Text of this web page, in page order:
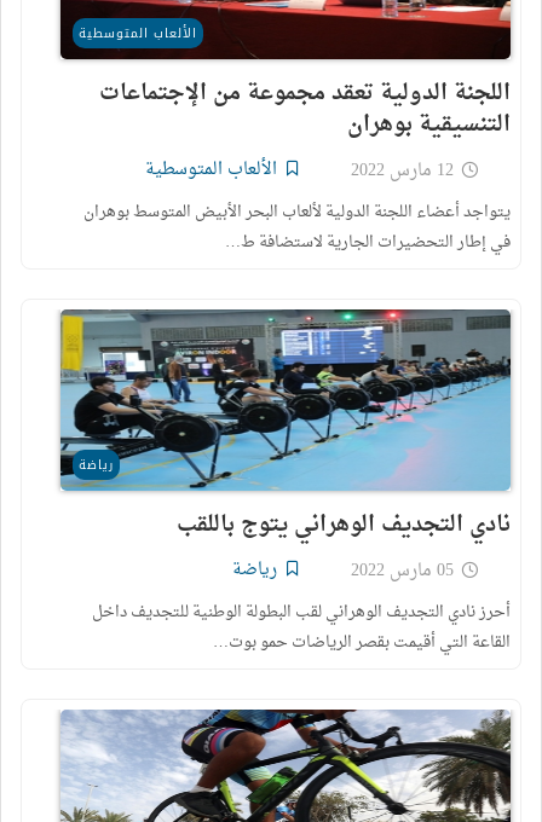
الألعاب المتوسطية
اللجنة الدولية تعقد مجموعة من الإجتماعات
التنسيقية بوهران
12 مارس 2022 الألعاب المتوسطية
يتواجد أعضاء اللجنة الدولية لألعاب البحر الأبيض المتوسط بوهران
في إطار التحضيرات الجارية لاستضافة ط…
رياضة
نادي التجديف الوهراني يتوج باللقب
05 مارس 2022 رياضة
أحرز نادي التجديف الوهراني لقب البطولة الوطنية للتجديف داخل
القاعة التي أقيمت بقصر الرياضات حمو بوت…